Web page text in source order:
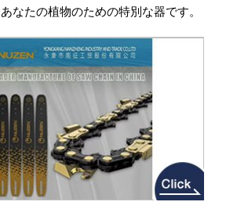
なたの植物のための特別な器です。